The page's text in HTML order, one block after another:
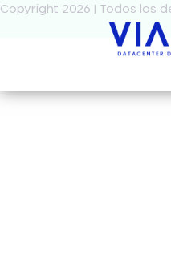
Copyright 2026 | Todos los